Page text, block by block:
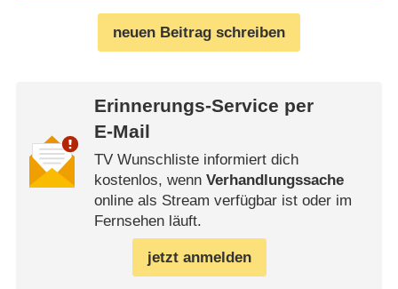
neuen Beitrag schreiben
Erinnerungs-Service per
E-Mail
TV Wunschliste informiert dich
kostenlos, wenn Verhandlungssache
online als Stream verfügbar ist oder im
Fernsehen läuft.
jetzt anmelden